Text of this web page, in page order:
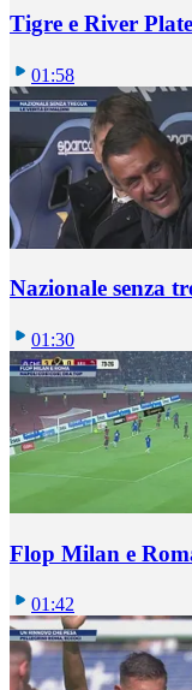
Tigre e River
01:58
Nazionale senza
01:30
Flop Milan e
01:42